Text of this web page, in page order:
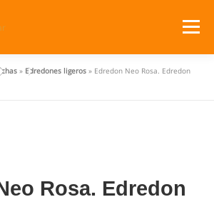
Menú
» Edredones ligeros » Edredon Neo Rosa. Edredon
Rosa. Edredon